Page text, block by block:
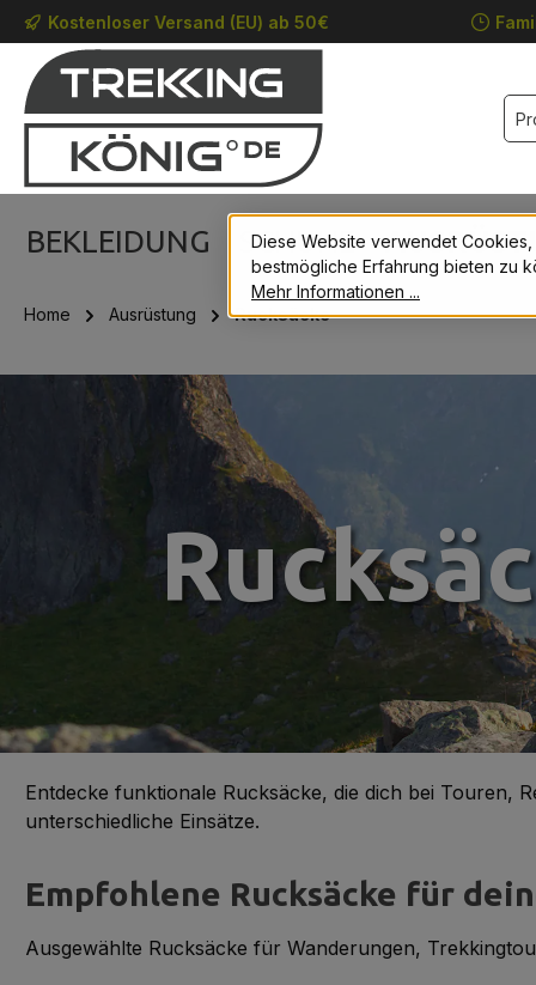
Hauptinhalt springen
Zur Suche springen
Zur Hauptnavigation springen
Kostenloser Versand (EU) ab 50€
BEKLEIDUNG SCHUHE
Home Ausrüstung Rucksäcke
Entdecke funktionale Rucksäcke, die dich bei Touren,
unterschiedliche Einsätze.
Empfohlene Rucksäcke für
Ausgewählte Rucksäcke für Wanderungen,
Diese Website verwendet Cookies,
bestmögliche Erfahrung bieten zu
Mehr Informationen ...